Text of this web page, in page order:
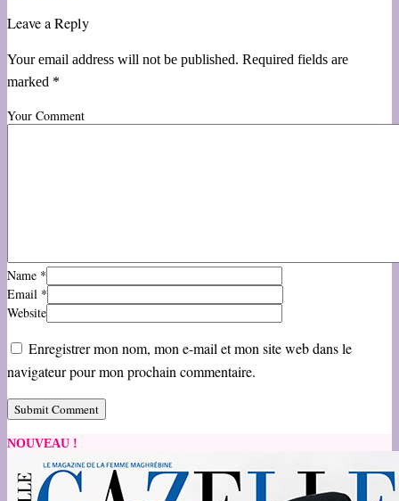
Leave a Reply
Your email address will not be published. Required fields are
marked *
Your Comment
Name *
Email *
Website
Enregistrer mon nom, mon e-mail et mon site web dans le
navigateur pour mon prochain commentaire.
NOUVEAU !